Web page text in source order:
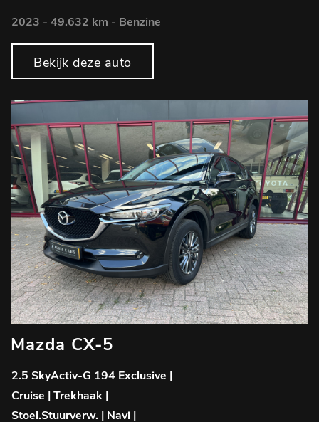
2023 - 49.632 km - Benzine
Bekijk deze auto
Mazda CX-5
2.5 SkyActiv-G 194 Exclusive |
Cruise | Trekhaak |
Stoel.Stuurverw. | Navi |